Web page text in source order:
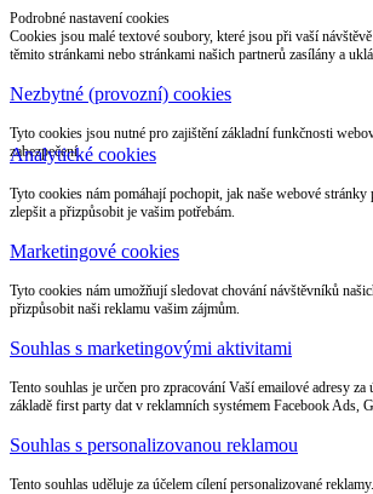
Podrobné nastavení cookies
Cookies jsou malé textové soubory, které jsou při vaší
těmito stránkami nebo stránkami našich partnerů zasílány a
Nezbytné (provozní) cookies
Tyto cookies jsou nutné pro zajištění základní funkčnosti
zabezpečení.
Analytické cookies
Tyto cookies nám pomáhají pochopit, jak naše webové stránky
zlepšit a přizpůsobit je vašim potřebám.
Marketingové cookies
Tyto cookies nám umožňují sledovat chování návštěvníků
přizpůsobit naši reklamu vašim zájmům.
Souhlas s marketingovými aktivitami
Tento souhlas je určen pro zpracování Vaší emailové adresy za
základě first party dat v reklamních systémem Facebook Ads,
Souhlas s personalizovanou reklamou
Tento souhlas uděluje za účelem cílení personalizované reklamy.